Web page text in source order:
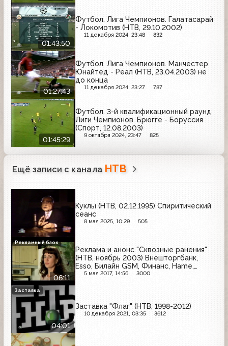
01:43:50
Футбол. Лига Чемпионов. Галатасарай
- Локомотив (НТВ, 29.10.2002)
11 декабря 2024, 23:48 832
01:27:43
Футбол. Лига Чемпионов. Манчестер
Юнайтед - Реал (НТВ, 23.04.2003) не
до конца
11 декабря 2024, 23:27 787
01:45:29
Футбол. 3-й квалификационный раунд
Лиги Чемпионов. Брюгге - Боруссия
(Спорт, 12.08.2003)
9 октября 2024, 23:47 825
Ещё записи с канала НТВ
Куклы (НТВ, 02.12.1995) Спиритический
сеанс
8 мая 2025, 10:29 505
06:11
Реклама и анонс "Сквозные ранения"
(НТВ, ноябрь 2003) Внешторгбанк,
Esso, Билайн GSM, Финанс, Hame,
Michelin, Intel, Коммерсантъ, LeCafe,
5 мая 2017, 14:56 3000
Рекламный блок
04:01
Заставка "Флаг" (НТВ, 1998-2012)
10 декабря 2021, 03:35 3612
Заставка